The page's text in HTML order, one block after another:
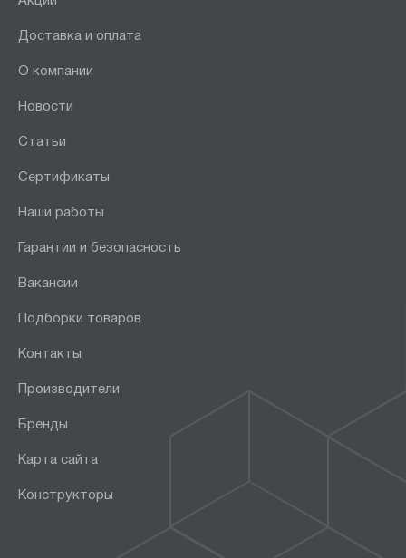
Доставка и оплата
О компании
Новости
Статьи
Сертификаты
Наши работы
Гарантии и безопасность
Вакансии
Подборки товаров
Контакты
Производители
Бренды
Карта сайта
Конструкторы